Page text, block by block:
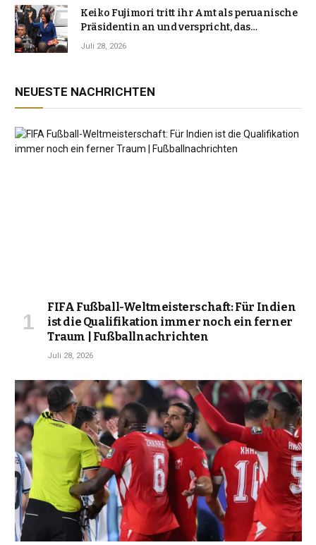
Keiko Fujimori tritt ihr Amt als peruanische
Präsidentin an und verspricht, das
Jahrzehnt der Instabilität zu beenden
Juli 28, 2026
NEUESTE NACHRICHTEN
FIFA Fußball-Weltmeisterschaft: Für Indien
ist die Qualifikation immer noch ein ferner
Traum | Fußballnachrichten
Juli 28, 2026